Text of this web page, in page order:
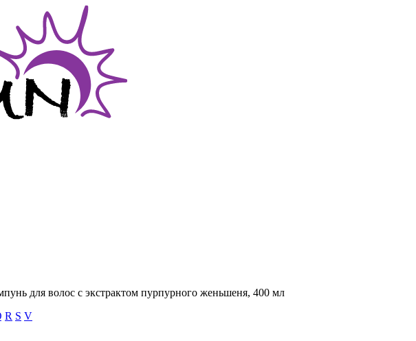
для волос с экстрактом пурпурного женьшеня, 400 мл
R S V